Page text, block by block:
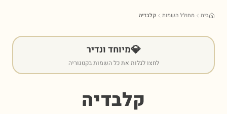
בית מחולל השמות קלבדיה
💎מיוחד ונדיר
לחצו לגלות את כל השמות בקטגוריה
קלבדיה